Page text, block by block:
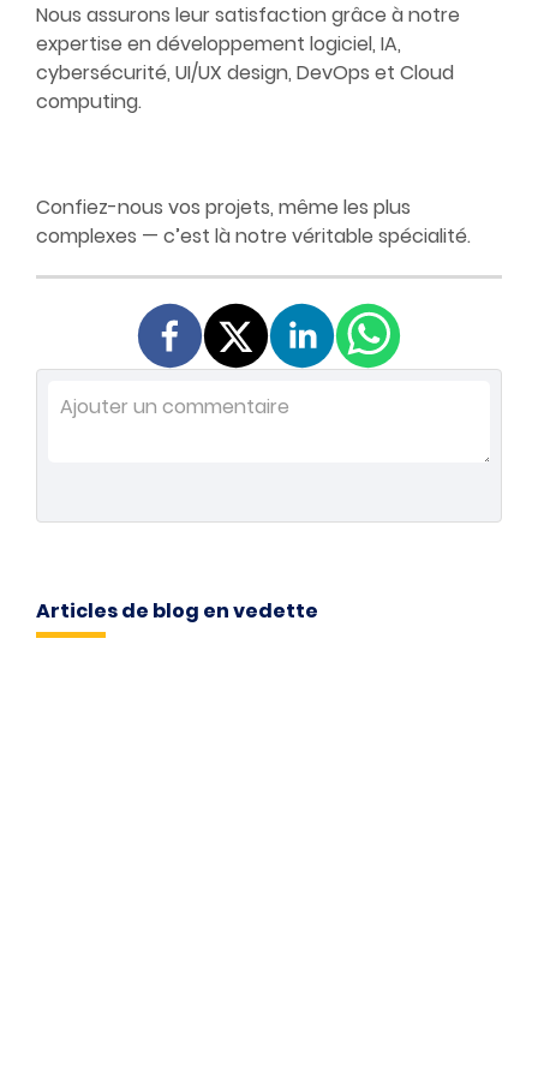
Nous assurons leur satisfaction grâce à notre
expertise en développement logiciel, IA,
cybersécurité, UI/UX design, DevOps et Cloud
computing.
Confiez-nous vos projets, même les plus
complexes — c’est là notre véritable spécialité.
Articles de blog en vedette